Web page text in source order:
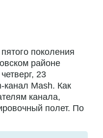
поколения
районе
23
Mash. Как
канала,
полет. По